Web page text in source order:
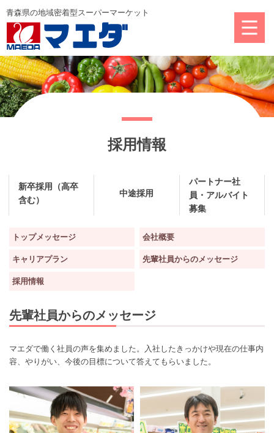
採用情報
新卒採用（高卒
含む）
中途採用
パートナー社
員・アルバイト
募集
トップメッセージ 会社概要
キャリアプラン 先輩社員からのメッセージ
採用情報
先輩社員からのメッセージ
マエダで働く社員の声を集めました。入社したきっかけや現在の仕事内
容、やりがい、今後の目標について答えてもらいました。